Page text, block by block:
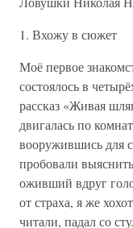
1. Вхожу в сюжет
Моё первое
состоялось в
рассказ «Живая
двигалась по
вооружившись для
пробовали
оживший вдруг
от страха, я же
читали, падал со